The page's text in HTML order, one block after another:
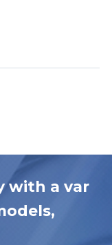
with a var